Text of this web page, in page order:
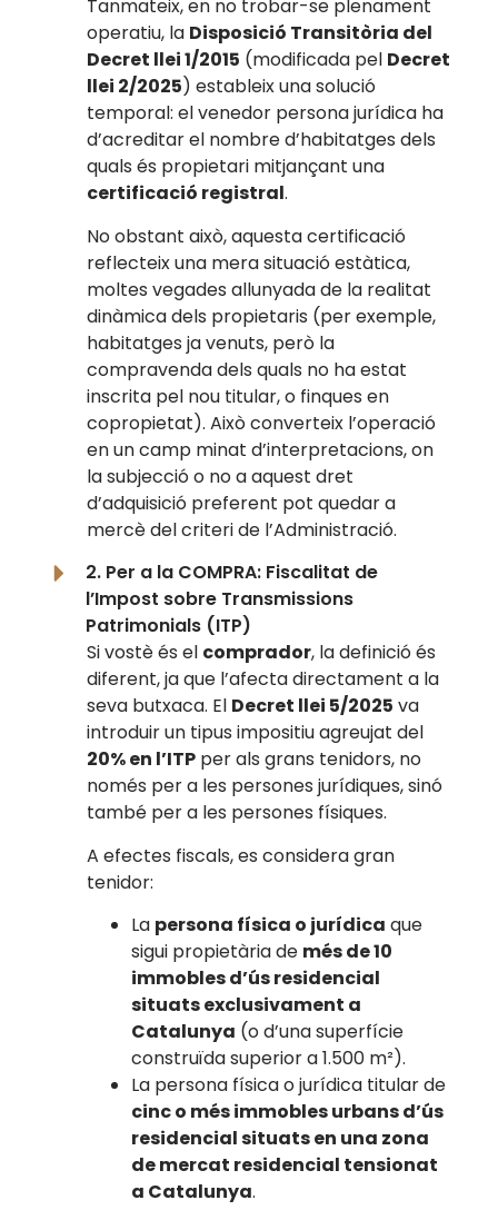
Tanmateix, en no trobar-se plenament
operatiu, la Disposició Transitòria del
Decret llei 1/2015 (modificada pel Decret
llei 2/2025) estableix una solució
temporal: el venedor persona jurídica ha
d’acreditar el nombre d’habitatges dels
quals és propietari mitjançant una
certificació registral.
No obstant això, aquesta certificació
reflecteix una mera situació estàtica,
moltes vegades allunyada de la realitat
dinàmica dels propietaris (per exemple,
habitatges ja venuts, però la
compravenda dels quals no ha estat
inscrita pel nou titular, o finques en
copropietat). Això converteix l’operació
en un camp minat d’interpretacions, on
la subjecció o no a aquest dret
d’adquisició preferent pot quedar a
mercè del criteri de l’Administració.
2. Per a la COMPRA: Fiscalitat de
l’Impost sobre Transmissions
Patrimonials (ITP)
Si vostè és el comprador, la definició és
diferent, ja que l’afecta directament a la
seva butxaca. El Decret llei 5/2025 va
introduir un tipus impositiu agreujat del
20% en l’ITP per als grans tenidors, no
només per a les persones jurídiques, sinó
també per a les persones físiques.
A efectes fiscals, es considera gran
tenidor:
La persona física o jurídica que
sigui propietària de més de 10
immobles d’ús residencial
situats exclusivament a
Catalunya (o d’una superfície
construïda superior a 1.500 m²).
La persona física o jurídica titular de
cinc o més immobles urbans d’ús
residencial situats en una zona
de mercat residencial tensionat
a Catalunya.